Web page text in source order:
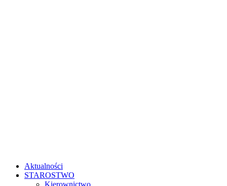
Aktualności
STAROSTWO
Kierownictwo